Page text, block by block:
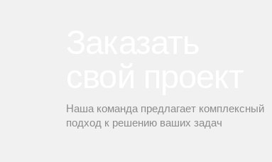
Наша команда предлагает комплексный
подход к решению ваших задач